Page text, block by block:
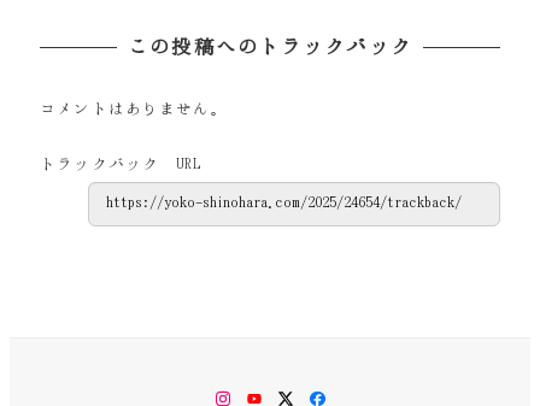
この投稿へのトラックバック
コメントはありません。
トラックバック URL
Instagram
YouTubeTwitterFacebook